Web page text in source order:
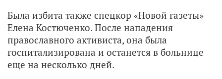
Была избита также спецкор «Новой газеты»
Елена Костюченко. После нападения
православного активиста, она была
госпитализирована и останется в больнице
еще на несколько дней.